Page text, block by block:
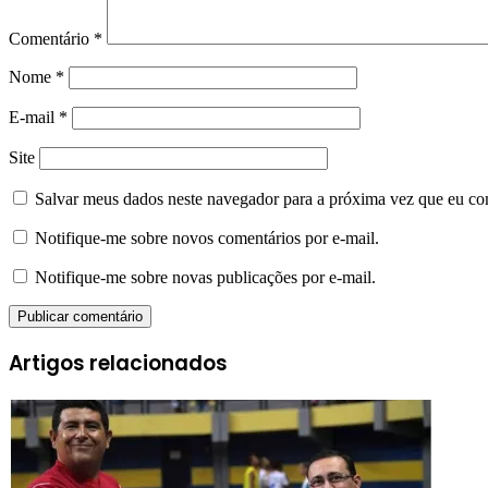
Comentário *
Nome *
E-mail *
Site
Salvar meus dados neste navegador para a próxima vez que eu
Notifique-me sobre novos comentários por e-mail.
Notifique-me sobre novas publicações por e-mail.
Artigos relacionados